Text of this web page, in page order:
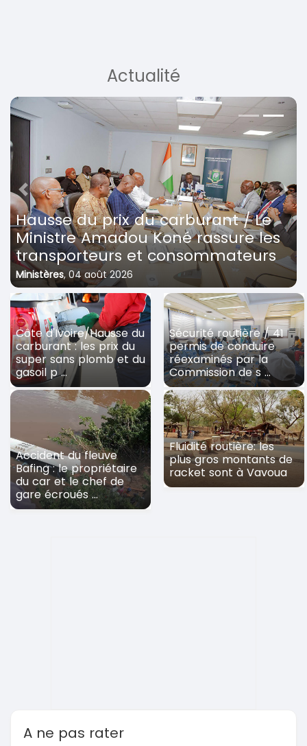
Actualité
Hausse du prix du carburant / Le
Ministre Amadou Koné rassure les
transporteurs et consommateurs
Ministères, 04 août 2026
Previous Next
Côte d'Ivoire/Hausse du
carburant : les prix du
super sans plomb et du
gasoil p ...
Sécurité routière / 41
permis de conduire
réexaminés par la
Commission de s ...
Accident du fleuve
Bafing : le propriétaire
du car et le chef de
gare écroués ...
Fluidité routière: les
plus gros montants de
racket sont à Vavoua
A ne pas rater